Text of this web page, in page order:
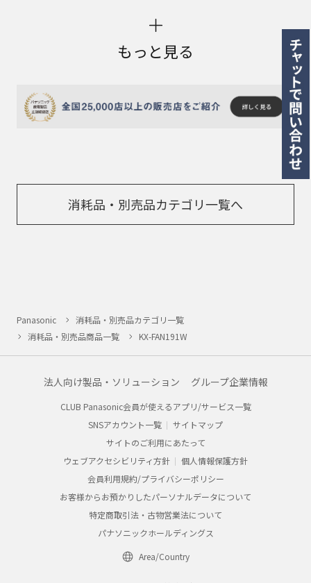
もっと見る
消耗品・別売品カテゴリ一覧へ
Panasonic
消耗品・別売品カテゴリ一覧
消耗品・別売品商品一覧
KX-FAN191W
法人向け製品・ソリューション グループ企業情報
CLUB Panasonic会員が使えるアプリ/サービス一覧
SNSアカウント一覧
サイトマップ
サイトのご利用にあたって
ウェブアクセシビリティ方針
個人情報保護方針
会員利用規約/プライバシーポリシー
お客様からお預かりしたパーソナルデータについて
特定商取引法・古物営業法について
パナソニックホールディングス
Area/Country